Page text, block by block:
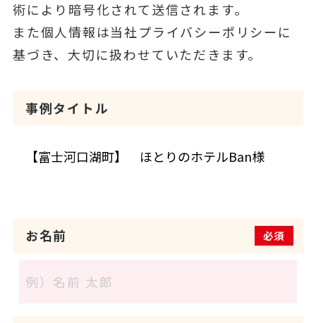
術により暗号化されて送信されます。
また個人情報は当社プライバシーポリシーに
基づき、大切に扱わせていただきます。
事例タイトル
お名前 必須